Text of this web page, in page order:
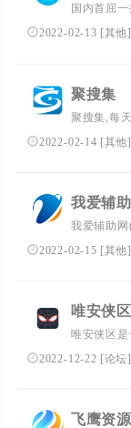
国内首屈
录数千网
2022-02-13 [其他]
聚搜集
聚搜集,每
网络活动
2022-02-14 [其他]
我爱辅
我爱辅助
辅助,游戏
2022-02-15 [其他]
唯安侠区
唯安侠区是
戏辅助、
2022-12-22 [论坛]
飞鹰资